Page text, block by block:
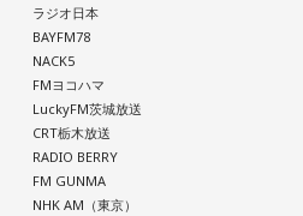
ラジオ日本
BAYFM78
NACK5
FMヨコハマ
LuckyFM茨城放送
CRT栃木放送
RADIO BERRY
FM GUNMA
NHK AM（東京）